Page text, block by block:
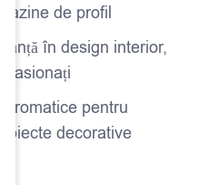
de profil
în design interior,
pasionați
pentru
decorative